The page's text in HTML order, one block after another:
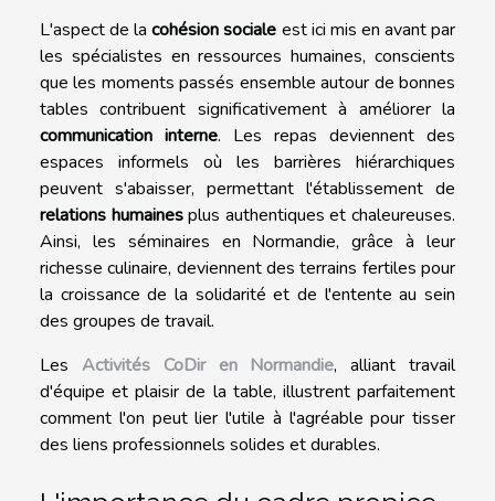
L'aspect de lacohésion sociale est ici mis en avant par
les spécialistes en ressources humaines, conscients
que les moments passés ensemble autour de bonnes
tables contribuent significativement à améliorer la
communication interne. Les repas deviennent des
espaces informels où les barrières hiérarchiques
peuvent s'abaisser, permettant l'établissement de
relations humainesplus authentiques et chaleureuses.
Ainsi, les séminaires en Normandie, grâce à leur
richesse culinaire, deviennent des terrains fertiles pour
la croissance de la solidarité et de l'entente au sein
des groupes de travail.
Les Activités CoDir en Normandie, alliant travail
d'équipe et plaisir de la table, illustrent parfaitement
comment l'on peut lier l'utile à l'agréable pour tisser
des liens professionnels solides et durables.